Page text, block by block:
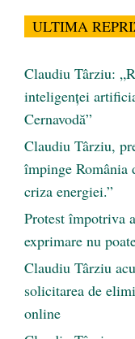
ULTIMA
Claudiu Târziu:
inteligenței
Cernavodă”
Claudiu Târziu,
împinge
criza energiei.”
Protest împotriva
exprimare nu
Claudiu Târziu
solicitarea de
online